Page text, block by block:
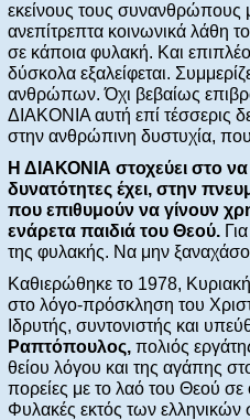
εκείνους τους συνανθρώπους
ανεπίτρεπτα κοινωνικά λάθη
σε κάποια φυλακή. Και
δύσκολα εξαλείφεται.
ανθρώπων. Όχι βεβαίως
ΔΙΑΚΟΝΙΑ αυτή επί τέσσερις
στην ανθρώπινη δυστυχία,
Η ΔΙΑΚΟΝΙΑ στοχεύει στο
δυνατότητες έχει, στην
που επιθυμούν να γίνουν
ενάρετα παιδιά του Θεού.
της φυλακής. Να μην
Καθιερώθηκε το 1978,
στο λόγο-πρόσκληση του
Ιδρυτής, συντονιστής και
Ραπτόπουλος, πολιός
θείου λόγου και της αγάπης
πορείες με το λαό του Θεού
Φυλακές εκτός των ελληνικών